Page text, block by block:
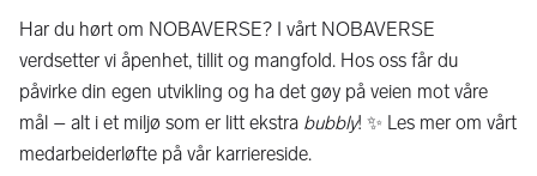
Har du hørt om NOBAVERSE? I vårt NOBAVERSE
verdsetter vi åpenhet, tillit og mangfold. Hos oss får du
påvirke din egen utvikling og ha det gøy på veien mot våre
mål – alt i et miljø som er litt ekstra bubbly! ✨ Les mer om vårt
medarbeiderløfte på vår karriereside.